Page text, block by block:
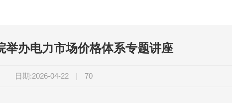
举办电力市场价格体系专题讲座
日期:2026-04-22 | 70